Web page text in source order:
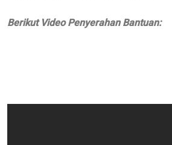
Berikut Video Penyerahan Bantuan: